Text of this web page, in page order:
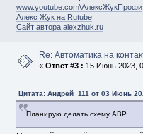
www.youtube.com\АлексЖукПрофи
Алекс Жук на Rutube
Сайт автора alexzhuk.ru
Re: Автоматика на
« Ответ #3 : 15 Июнь 2023,
Цитата: Андрей_111 от 03 Июнь
Планирую делать схему АВР...